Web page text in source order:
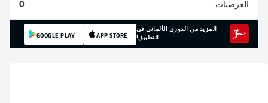
العرضيات 0
المزيد من الدوري الألماني في
التطبيق!
APP STORE
GOOGLE PLAY